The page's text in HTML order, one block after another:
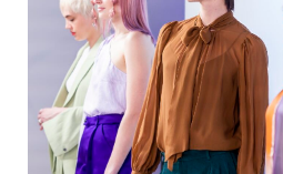
Pressekontakt
ACTIVE BEAUTY